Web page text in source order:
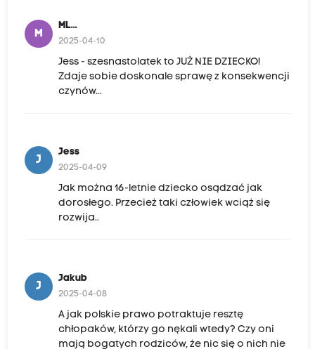
M
ML...
2025-04-10
Jess - szesnastolatek to JUŻ NIE DZIECKO!
Zdaje sobie doskonale sprawę z konsekwencji
czynów...
J
Jess
2025-04-09
Jak można 16-letnie dziecko osądzać jak
dorosłego. Przecież taki człowiek wciąż się
rozwija..
J
Jakub
2025-04-08
A jak polskie prawo potraktuje resztę
chłopaków, którzy go nękali wtedy? Czy oni
mają bogatych rodziców, że nic się o nich nie